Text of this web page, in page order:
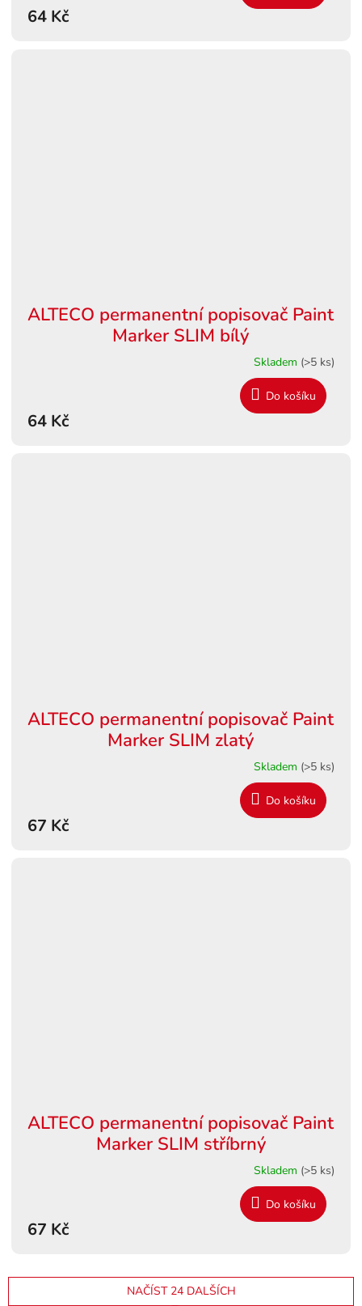
64 Kč
ALTECO permanentní popisovač Paint
Marker SLIM bílý
Skladem (>5 ks)
64 Kč
Do košíku
ALTECO permanentní popisovač Paint
Marker SLIM zlatý
Skladem (>5 ks)
67 Kč
Do košíku
ALTECO permanentní popisovač Paint
Marker SLIM stříbrný
Skladem (>5 ks)
67 Kč
Do košíku
NAČÍST 24 DALŠÍCH